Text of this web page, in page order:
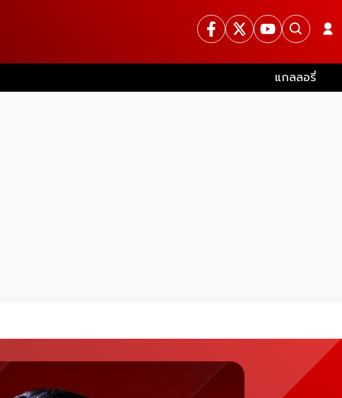
แกลลอรี่